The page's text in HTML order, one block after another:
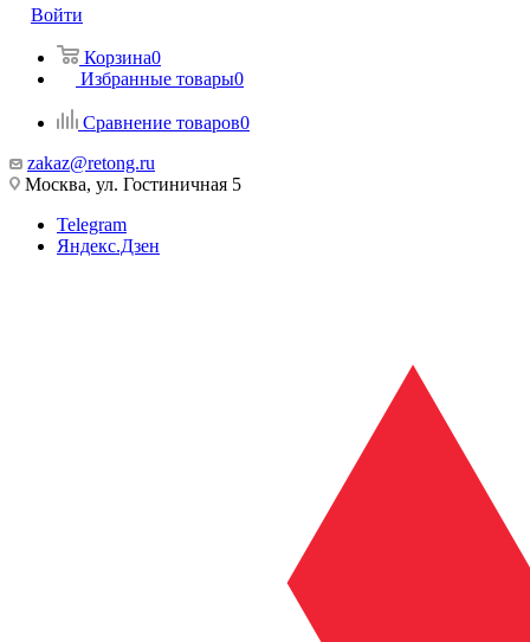
Войти
Корзина0
Избранные товары0
Сравнение товаров0
zakaz@retong.ru
Москва, ул. Гостиничная 5
Telegram
Яндекс.Дзен